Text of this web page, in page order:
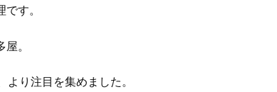
す。
。
り注目を集めました。